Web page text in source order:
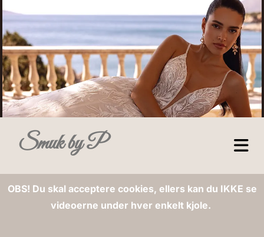
Smuk by P
OBS! Du skal acceptere cookies, ellers kan du IKKE se
videoerne under hver enkelt kjole.